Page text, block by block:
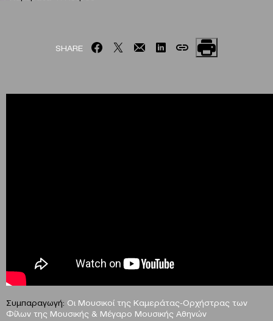
SHARE
Συμπαραγωγή: Οι Μουσικοί της Καμεράτας-Ορχήστρας των
Φίλων της Μουσικής & Μέγαρο Μουσικής Αθηνών